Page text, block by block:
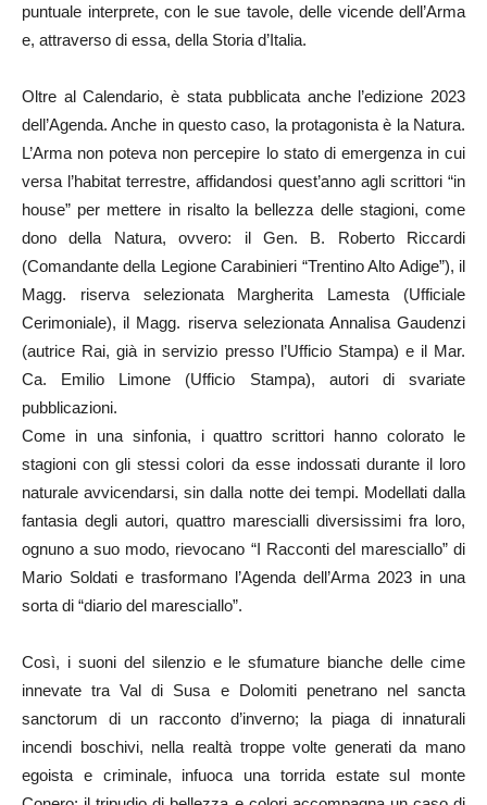
puntuale interprete, con le sue tavole, delle vicende dell’Arma
e, attraverso di essa, della Storia d’Italia.
Oltre al Calendario, è stata pubblicata anche l’edizione 2023
dell’Agenda. Anche in questo caso, la protagonista è la Natura.
L’Arma non poteva non percepire lo stato di emergenza in cui
versa l’habitat terrestre, affidandosi quest’anno agli scrittori “in
house” per mettere in risalto la bellezza delle stagioni, come
dono della Natura, ovvero: il Gen. B. Roberto Riccardi
(Comandante della Legione Carabinieri “Trentino Alto Adige”), il
Magg. riserva selezionata Margherita Lamesta (Ufficiale
Cerimoniale), il Magg. riserva selezionata Annalisa Gaudenzi
(autrice Rai, già in servizio presso l’Ufficio Stampa) e il Mar.
Ca. Emilio Limone (Ufficio Stampa), autori di svariate
pubblicazioni.
Come in una sinfonia, i quattro scrittori hanno colorato le
stagioni con gli stessi colori da esse indossati durante il loro
naturale avvicendarsi, sin dalla notte dei tempi. Modellati dalla
fantasia degli autori, quattro marescialli diversissimi fra loro,
ognuno a suo modo, rievocano “I Racconti del maresciallo” di
Mario Soldati e trasformano l’Agenda dell’Arma 2023 in una
sorta di “diario del maresciallo”.
Così, i suoni del silenzio e le sfumature bianche delle cime
innevate tra Val di Susa e Dolomiti penetrano nel sancta
sanctorum di un racconto d’inverno; la piaga di innaturali
incendi boschivi, nella realtà troppe volte generati da mano
egoista e criminale, infuoca una torrida estate sul monte